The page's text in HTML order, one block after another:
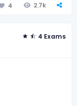
4 2.7k
4 Exams